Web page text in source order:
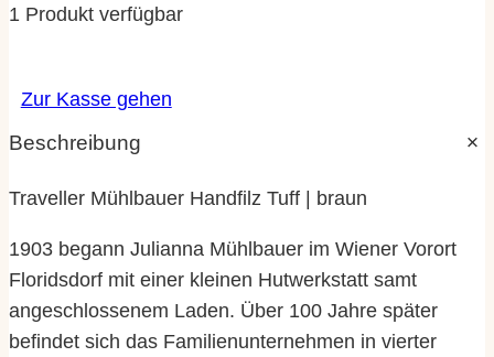
1 Produkt verfügbar
Zur Kasse gehen
Beschreibung
Traveller Mühlbauer Handfilz Tuff | braun
1903 begann Julianna Mühlbauer im Wiener Vorort
Floridsdorf mit einer kleinen Hutwerkstatt samt
angeschlossenem Laden. Über 100 Jahre später
befindet sich das Familienunternehmen in vierter